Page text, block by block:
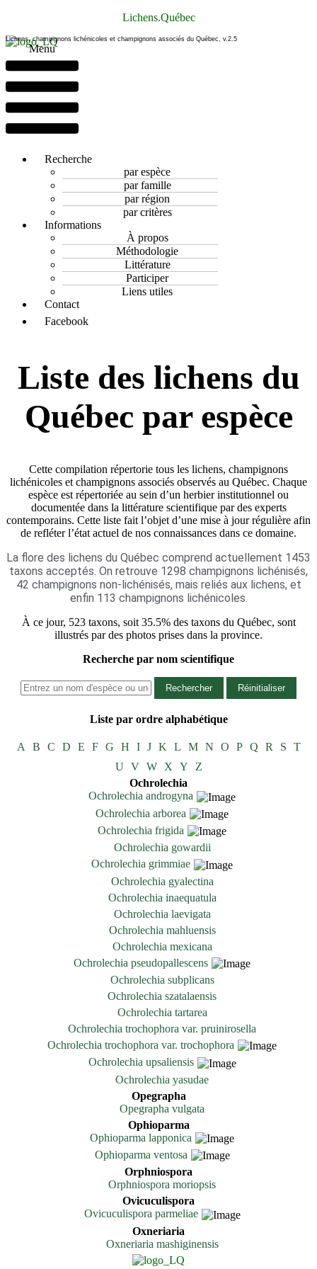
Lichens.Québec
Lichens, champignons lichénicoles et champignons associés du Québec, v.2.5
Menu
Recherche
par espèce
par famille
par région
par critères
Informations
À propos
Méthodologie
Littérature
Participer
Liens utiles
Contact
Facebook
Liste des lichens du
Québec par espèce
Cette compilation répertorie tous les lichens, champignons
lichénicoles et champignons associés observés au Québec. Chaque
espèce est répertoriée au sein d’un herbier institutionnel ou
documentée dans la littérature scientifique par des experts
contemporains. Cette liste fait l’objet d’une mise à jour régulière afin
de refléter l’état actuel de nos connaissances dans ce domaine.
La flore des lichens du Québec comprend actuellement 1453
taxons acceptés. On retrouve 1298 champignons lichénisés,
42 champignons non-lichénisés, mais reliés aux lichens, et
enfin 113 champignons lichénicoles.
À ce jour, 523 taxons, soit 35.5% des taxons du Québec, sont
illustrés par des photos prises dans la province.
Recherche par nom scientifique
Rechercher Réinitialiser
Liste par ordre alphabétique
A B C D E F G H I J K L M N O P Q R S
T
U
V W X Y
Z
Ochrolechia
Ochrolechia androgyna
Ochrolechia arborea
Ochrolechia frigida
Ochrolechia gowardii
Ochrolechia grimmiae
Ochrolechia gyalectina
Ochrolechia inaequatula
Ochrolechia laevigata
Ochrolechia mahluensis
Ochrolechia mexicana
Ochrolechia pseudopallescens
Ochrolechia subplicans
Ochrolechia szatalaensis
Ochrolechia tartarea
Ochrolechia trochophora var. pruinirosella
Ochrolechia trochophora var. trochophora
Ochrolechia upsaliensis
Ochrolechia yasudae
Opegrapha
Opegrapha vulgata
Ophioparma
Ophioparma lapponica
Ophioparma ventosa
Orphniospora
Orphniospora moriopsis
Ovicuculispora
Ovicuculispora parmeliae
Oxneriaria
Oxneriaria mashiginensis